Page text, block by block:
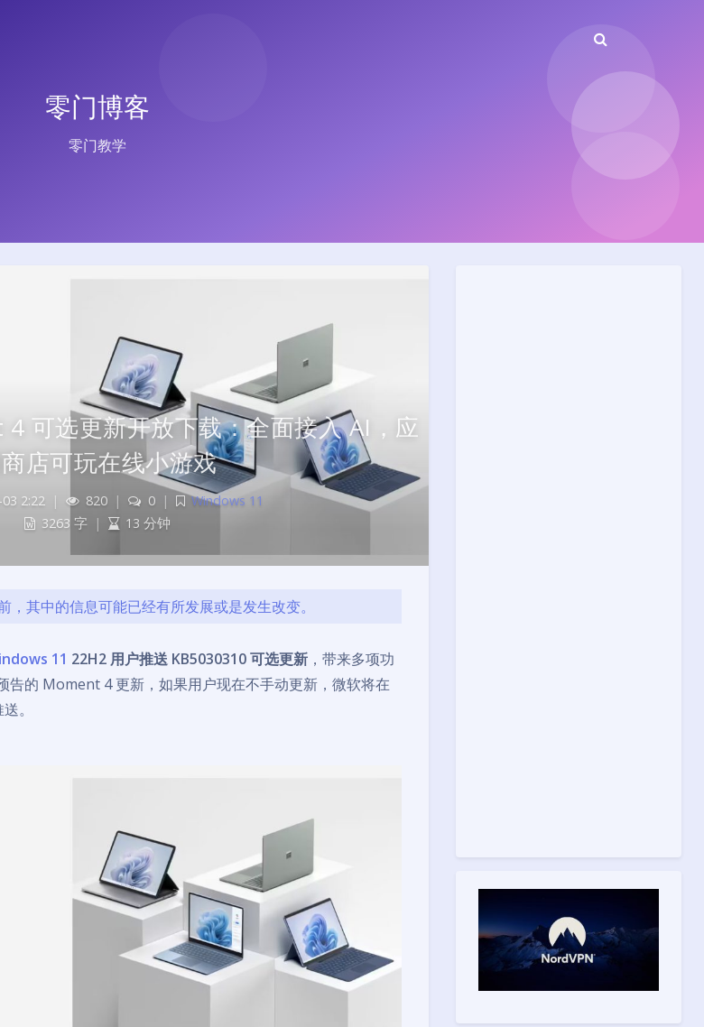
零门博客
零门教学
可选更新开放下载：全面接入 AI，应
店可玩在线小游戏
2:22 | 820 | 0 |
Windows 11
3263 字 | 13 分钟
，其中的信息可能已经有所发展或是发生改变。
11 22H2 用户推送 KB5030310 可选更新 ，带来多项功
告的 Moment 4 更新，如果用户现在不手动更新，微软将在
。